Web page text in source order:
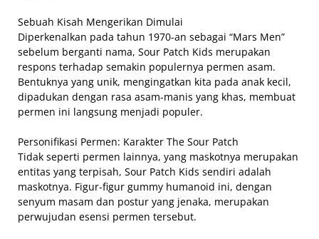
Sebuah Kisah Mengerikan Dimulai
Diperkenalkan pada tahun 1970-an sebagai “Mars Men”
sebelum berganti nama, Sour Patch Kids merupakan
respons terhadap semakin populernya permen asam.
Bentuknya yang unik, mengingatkan kita pada anak kecil,
dipadukan dengan rasa asam-manis yang khas, membuat
permen ini langsung menjadi populer.
Personifikasi Permen: Karakter The Sour Patch
Tidak seperti permen lainnya, yang maskotnya merupakan
entitas yang terpisah, Sour Patch Kids sendiri adalah
maskotnya. Figur-figur gummy humanoid ini, dengan
senyum masam dan postur yang jenaka, merupakan
perwujudan esensi permen tersebut.